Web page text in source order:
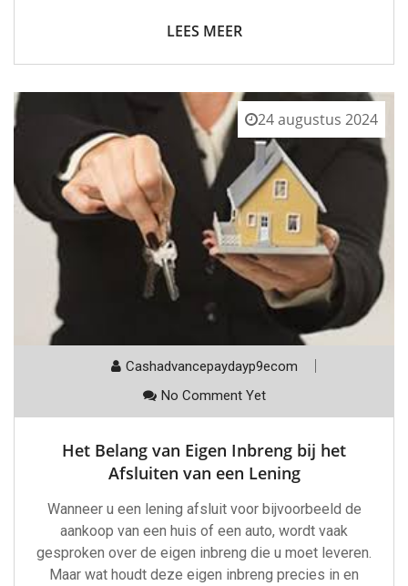
LEES MEER
24 augustus 2024
Cashadvancepaydayp9ecom
No Comment Yet
Het Belang van Eigen Inbreng bij het
Afsluiten van een Lening
Wanneer u een lening afsluit voor bijvoorbeeld de
aankoop van een huis of een auto, wordt vaak
gesproken over de eigen inbreng die u moet leveren.
Maar wat houdt deze eigen inbreng precies in en